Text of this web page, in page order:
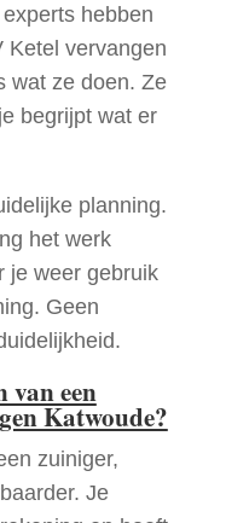
hebben
Ketel vervangen
wat ze doen. Ze
begrijpt wat er
planning.
het werk
je weer gebruik
Geen
van een
Katwoude?
zuiniger,
Je